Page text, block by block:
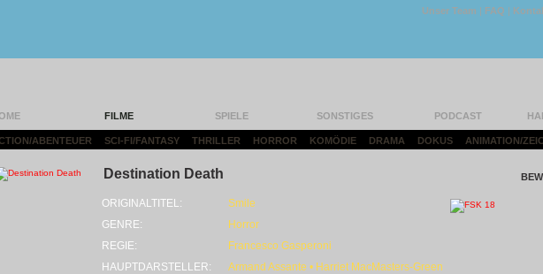
Unser Team | FAQ |
FILME SPIELE SONSTIGES PODCAST
ABENTEUER SCI-FI/FANTASY THRILLER HORROR KOMÖDIE DRAMA DOKUS ANIMATION/
Destination Death
ORIGINALTITEL:
Smile
GENRE:
Horror
REGIE:
Francesco Gasperoni
HAUPTDARSTELLER:
Armand Assante • Harriet MacMasters-Green